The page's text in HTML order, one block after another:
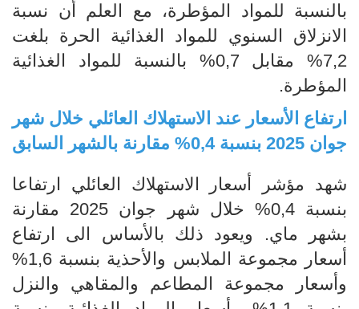
بالنسبة للمواد المؤطرة، مع العلم أن نسبة
الانزلاق السنوي للمواد الغذائية الحرة بلغت
7,2% مقابل 0,7% بالنسبة للمواد الغذائية
المؤطرة.
ارتفاع الأسعار عند الاستهلاك العائلي خلال شهر
جوان 2025 بنسبة 0,4% مقارنة بالشهر السابق
شهد مؤشر أسعار الاستهلاك العائلي ارتفاعا
بنسبة 0,4% خلال شهر جوان 2025 مقارنة
بشهر ماي. ويعود ذلك بالأساس الى ارتفاع
أسعار مجموعة الملابس والأحذية بنسبة 1,6%
وأسعار مجموعة المطاعم والمقاهي والنزل